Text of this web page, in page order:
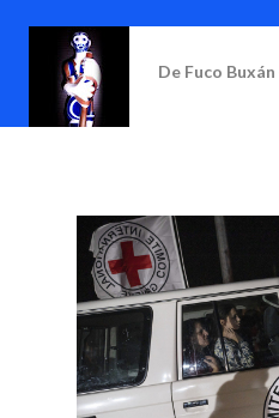
De Fuco Buxán